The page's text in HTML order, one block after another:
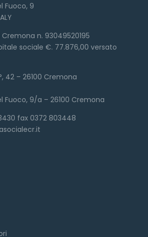
Fuoco, 9
n. 93049520195
sociale €. 77.876,00 versato
42 – 26100 Cremona
Fuoco, 9/a – 26100 Cremona
fax 0372 803448